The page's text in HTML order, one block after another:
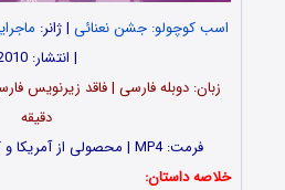
اسب کوچولو: جشن نعنائی | ژانر:
| انتشار: 2010
دقیقه
فرمت: MP4 | محصولی از آمریکا و کانادا | امتیاز: 7.6 از 10
خلاصه داستان: